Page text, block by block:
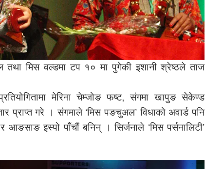
तथा मिस वल्डमा टप १० मा पुगेकी इशानी श्रेष्ठले ताज
मेरिना चेम्जोङ फष्ट, संगमा खापुङ सेकेण्ड
गरे । संगमाले ‘मिस पङचुअल’ विधाको अवार्ड पनि
आङसाङ इस्पो पाँचौं बनिन् । सिर्जनाले ‘मिस पर्सनालिटी’